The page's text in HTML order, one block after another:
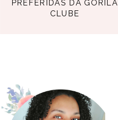
PREFERIDAS DA GORILA
CLUBE